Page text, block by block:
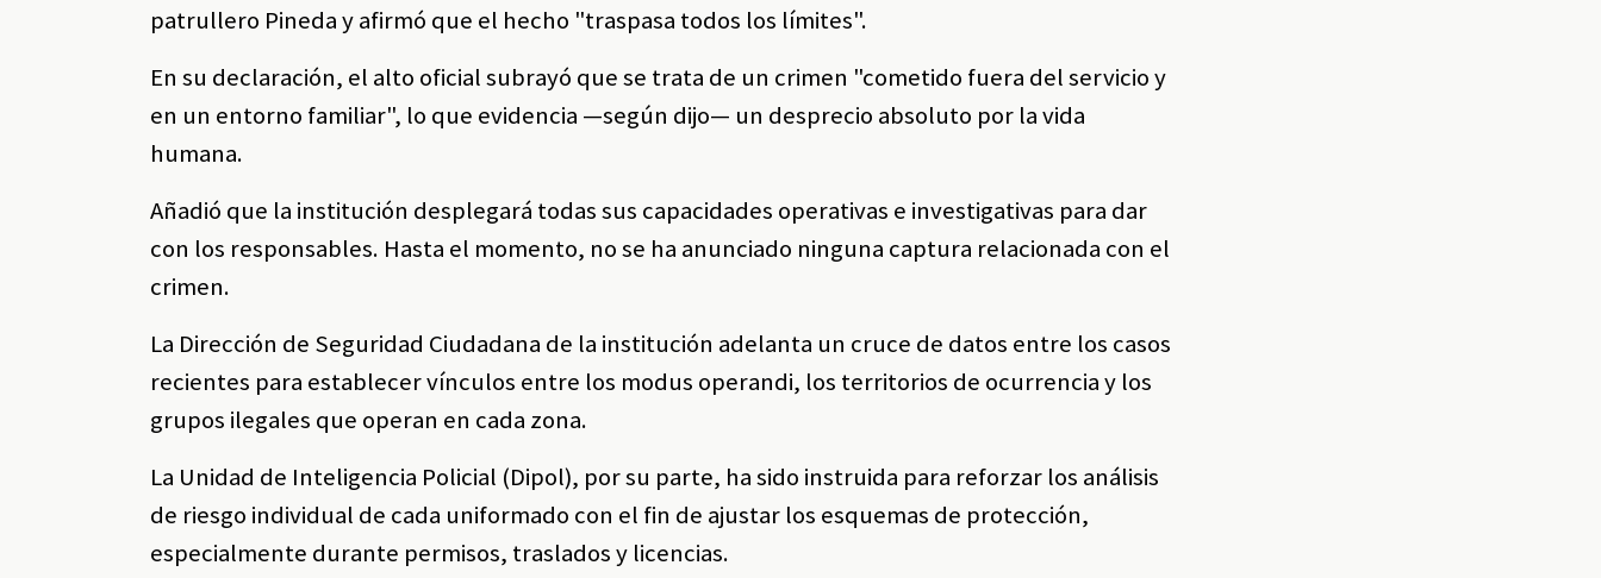
patrullero Pineda y afirmó que el hecho "traspasa todos los límites".
En su declaración, el alto oficial subrayó que se trata de un crimen "cometido fuera del servicio y
en un entorno familiar", lo que evidencia —según dijo— un desprecio absoluto por la vida
humana.
Añadió que la institución desplegará todas sus capacidades operativas e investigativas para dar
con los responsables. Hasta el momento, no se ha anunciado ninguna captura relacionada con el
crimen.
La Dirección de Seguridad Ciudadana de la institución adelanta un cruce de datos entre los casos
recientes para establecer vínculos entre los modus operandi, los territorios de ocurrencia y los
grupos ilegales que operan en cada zona.
La Unidad de Inteligencia Policial (Dipol), por su parte, ha sido instruida para reforzar los análisis
de riesgo individual de cada uniformado con el fin de ajustar los esquemas de protección,
especialmente durante permisos, traslados y licencias.